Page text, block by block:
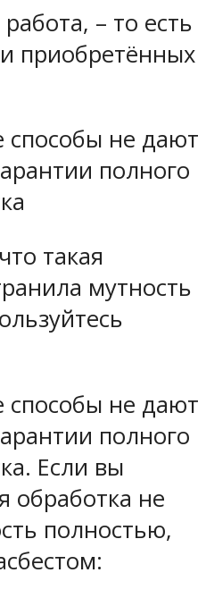
– то есть
приобретённых
не дают
полного
такая
мутность
не дают
полного
Если вы
обработка не
полностью,